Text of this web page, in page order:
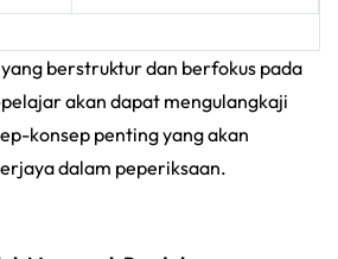
berstruktur dan berfokus pada
akan dapat mengulangkaji
konsep penting yang akan
dalam peperiksaan.